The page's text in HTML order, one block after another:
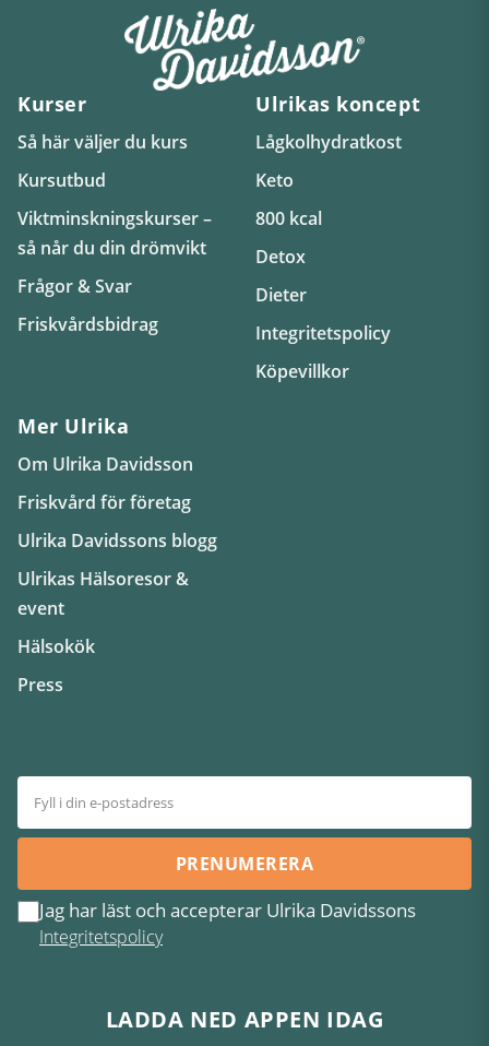
Kurser
Så här väljer du kurs
Kursutbud
Viktminskningskurser –
så når du din drömvikt
Frågor & Svar
Friskvårdsbidrag
Ulrikas koncept
Lågkolhydratkost
Keto
800 kcal
Detox
Dieter
Integritetspolicy
Köpevillkor
Mer Ulrika
Om Ulrika Davidsson
Friskvård för företag
Ulrika Davidssons blogg
Ulrikas Hälsoresor &
event
Hälsokök
Press
PRENUMERERA
Jag har läst och accepterar Ulrika Davidssons
Integritetspolicy
LADDA NED APPEN IDAG